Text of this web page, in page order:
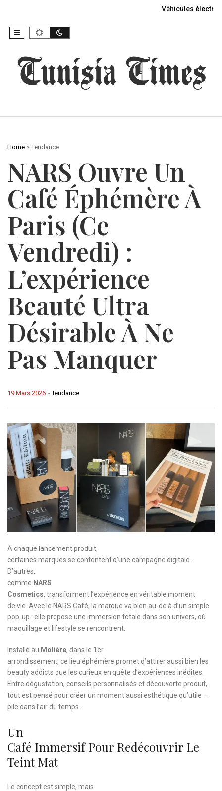
Véhicules
Home > Tendance
NARS Ouvre Un
Café Éphémère À
Paris (ce
Vendredi) :
L’expérience
Beauté Ultra
Désirable À Ne
Pas Manquer
-Tendance
19 Mars 2026
À chaque lancement produit,
certaines marques se contentent d’une campagne digitale.
D’autres,
comme NARS
Cosmetics, transforment l’expérience en véritable moment
de vie. Avec le NARS Café, la marque va bien au-delà d’un simple
pop-up : elle propose une immersion totale dans son univers, où
maquillage et lifestyle se rencontrent.
Installé au Molière, dans le 1er
arrondissement, ce lieu éphémère promet d’attirer aussi bien les
beauty addicts que les curieux en quête d’expériences inédites.
Entre dégustation, conseils personnalisés et découverte produit,
tout est pensé pour créer un moment aussi esthétique qu’utile —
pile dans l’air du temps.
Un
Café Immersif Pour Redécouvrir Le
Teint Mat
Le concept est simple, mais